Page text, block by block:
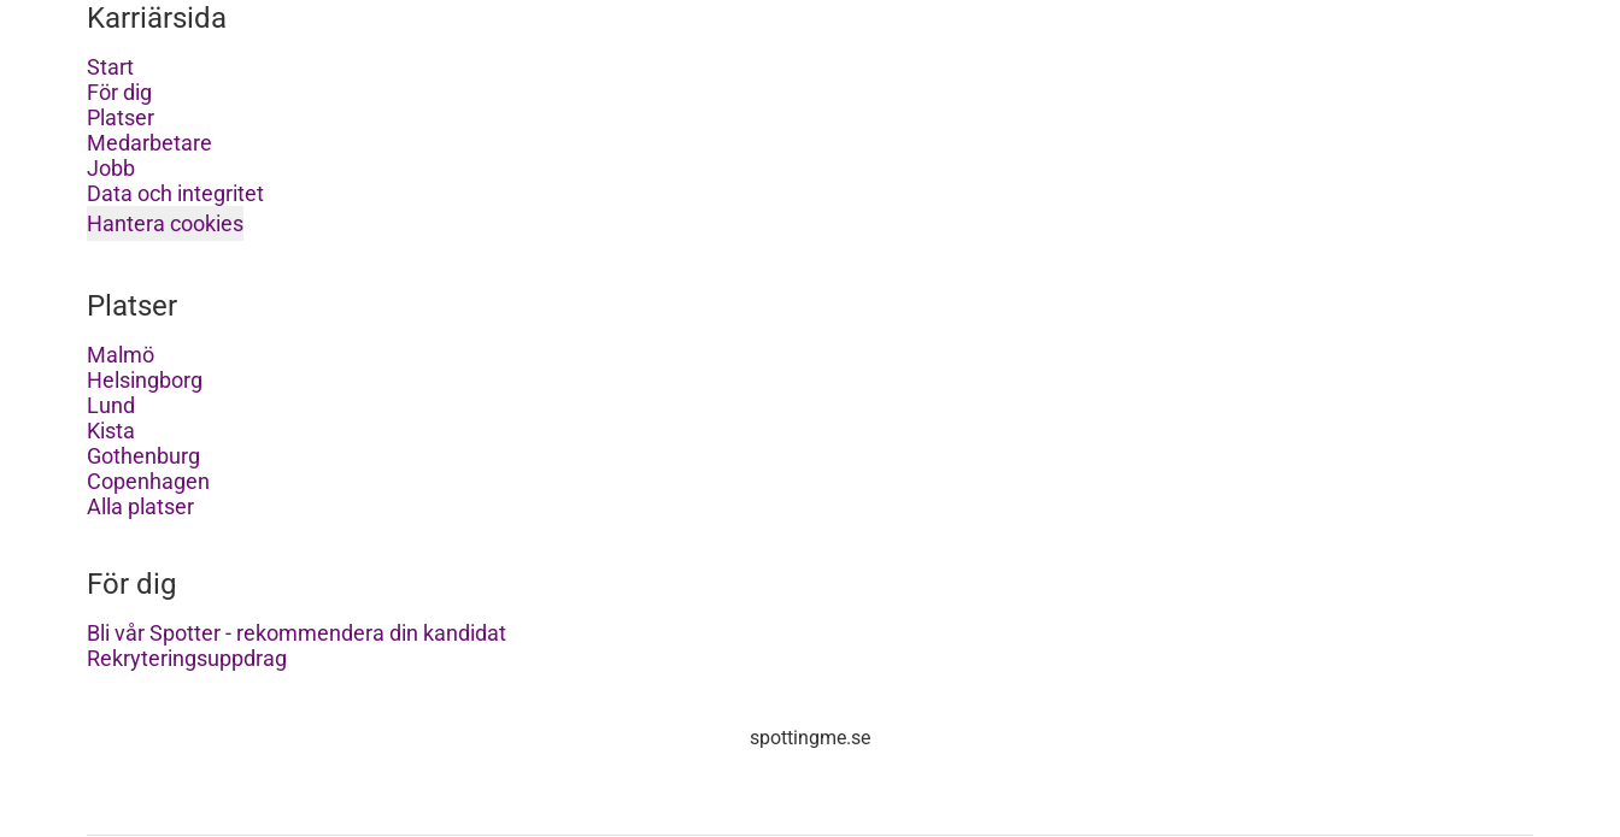
Karriärsida
Start
För dig
Platser
Medarbetare
Jobb
Data och integritet
Hantera cookies
Platser
Malmö
Helsingborg
Lund
Kista
Gothenburg
Copenhagen
Alla platser
För dig
Bli vår Spotter - rekommendera din kandidat
Rekryteringsuppdrag
spottingme.se